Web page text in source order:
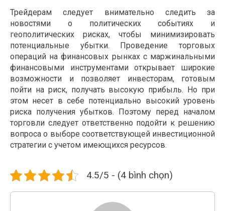
Трейдерам следует внимательно следить за
новостями о политических событиях и
геополитических рисках, чтобы минимизировать
потенциальные убытки. Проведение торговых
операций на финансовых рынках с маржинальными
финансовыми инструментами открывает широкие
возможности и позволяет инвесторам, готовым
пойти на риск, получать высокую прибыль. Но при
этом несет в себе потенциально высокий уровень
риска получения убытков. Поэтому перед началом
торговли следует ответственно подойти к решению
вопроса о выборе соответствующей инвестиционной
стратегии с учетом имеющихся ресурсов.
4.5/5 - (4 bình chọn)